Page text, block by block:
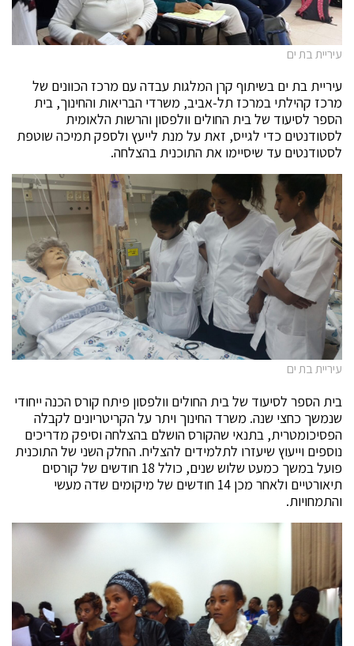
עיריית בת ים
עיריית בת ים בשיתוף קרן המלגות עבדה עם מרכז הכוונים של
מרכז קהילתי במרכז תל-אביב, משרדי הבריאות והחינוך, בית
הספר לסיעוד של בית החולים וולפסון והרשות הלאומית
לסטודנטים כדי לגייס, זאת על מנת לייעץ ולספק תמיכה שוטפת
לסטודנטים עד שיסיימו את התוכנית בהצלחה.
עיריית בת ים
בית הספר לסיעוד של בית החולים וולפסון פיתח קורס הכנה ייחודי
שנמשך כחצי שנה. משרד החינוך ויתר על הקריטריונים לקבלה
הפסיכומטרית, בתנאי שהקורס הושלם בהצלחה וסיפק מדריכים
נוספים וייעוץ שיעזרו לתלמידים להצליח. החלק השני של התוכנית
פועל במשך כמעט שלוש שנים, כולל 18 חודשים של קורסים
תיאורטיים ולאחר מכן 14 חודשים של מיקומים שדה מעשי
והתמחויות.